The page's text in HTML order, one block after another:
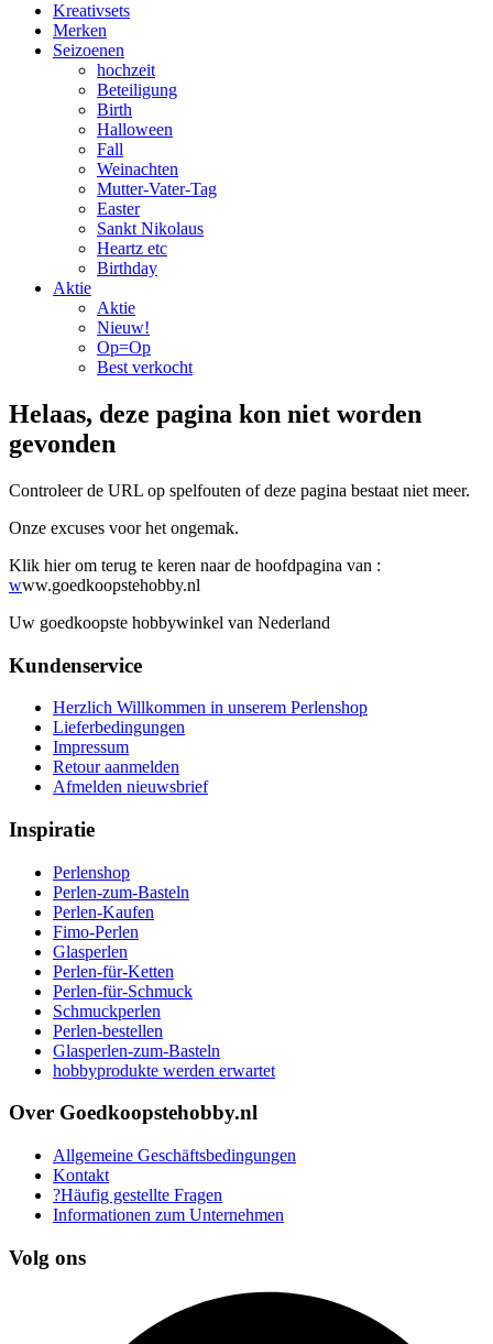
Kreativsets
Merken
Seizoenen
hochzeit
Beteiligung
Birth
Halloween
Fall
Weinachten
Mutter-Vater-Tag
Easter
Sankt Nikolaus
Heartz etc
Birthday
Aktie
Aktie
Nieuw!
Op=Op
Best verkocht
Helaas, deze pagina kon niet worden
gevonden
Controleer de URL op spelfouten of deze pagina bestaat niet meer.
Onze excuses voor het ongemak.
Klik hier om terug te keren naar de hoofdpagina van :
www.goedkoopstehobby.nl
Uw goedkoopste hobbywinkel van Nederland
Kundenservice
Herzlich Willkommen in unserem Perlenshop
Lieferbedingungen
Impressum
Retour aanmelden
Afmelden nieuwsbrief
Inspiratie
Perlenshop
Perlen-zum-Basteln
Perlen-Kaufen
Fimo-Perlen
Glasperlen
Perlen-für-Ketten
Perlen-für-Schmuck
Schmuckperlen
Perlen-bestellen
Glasperlen-zum-Basteln
hobbyprodukte werden erwartet
Over Goedkoopstehobby.nl
Allgemeine Geschäftsbedingungen
Kontakt
?Häufig gestellte Fragen
Informationen zum Unternehmen
Volg ons